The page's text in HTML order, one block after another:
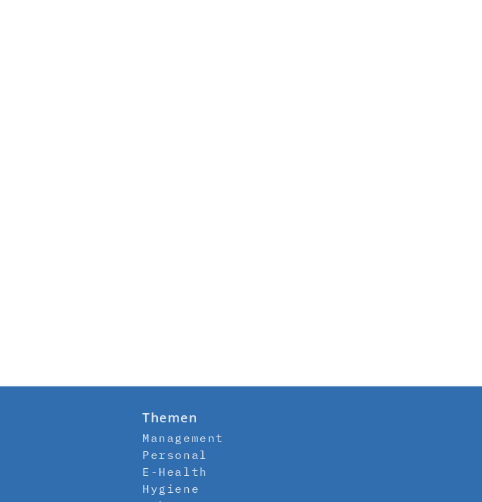
Themen
Management
Personal
E-Health
Hygiene